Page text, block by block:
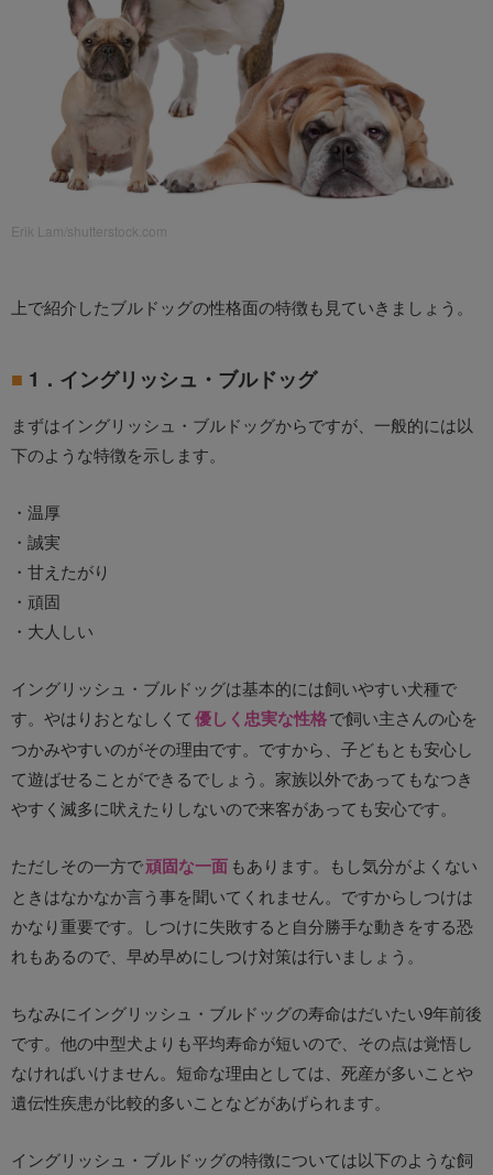
Erik Lam/shutterstock.com
上で紹介したブルドッグの性格面の特徴も見ていきましょう。
1．イングリッシュ・ブルドッグ
まずはイングリッシュ・ブルドッグからですが、一般的には以
下のような特徴を示します。
・温厚
・誠実
・甘えたがり
・頑固
・大人しい
イングリッシュ・ブルドッグは基本的には飼いやすい犬種で
す。やはりおとなしくて優しく忠実な性格で飼い主さんの心を
つかみやすいのがその理由です。ですから、子どもとも安心し
て遊ばせることができるでしょう。家族以外であってもなつき
やすく滅多に吠えたりしないので来客があっても安心です。
ただしその一方で頑固な一面 もあります。もし気分がよくない
ときはなかなか言う事を聞いてくれません。ですからしつけは
かなり重要です。しつけに失敗すると自分勝手な動きをする恐
れもあるので、早め早めにしつけ対策は行いましょう。
ちなみにイングリッシュ・ブルドッグの寿命はだいたい9年前後
です。他の中型犬よりも平均寿命が短いので、その点は覚悟し
なければいけません。短命な理由としては、死産が多いことや
遺伝性疾患が比較的多いことなどがあげられます。
イングリッシュ・ブルドッグの特徴については以下のような飼